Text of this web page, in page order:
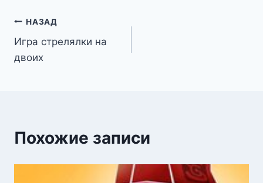
Навигация
по
НАЗАД
Игра стрелялки на
двоих
Похожие записи